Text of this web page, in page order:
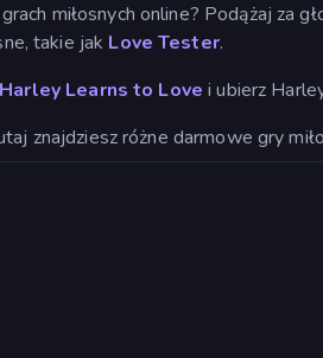
miłosnych online? Podążaj za
takie jak Love Tester.
Harley Learns to Love i ubierz
znajdziesz różne darmowe gry